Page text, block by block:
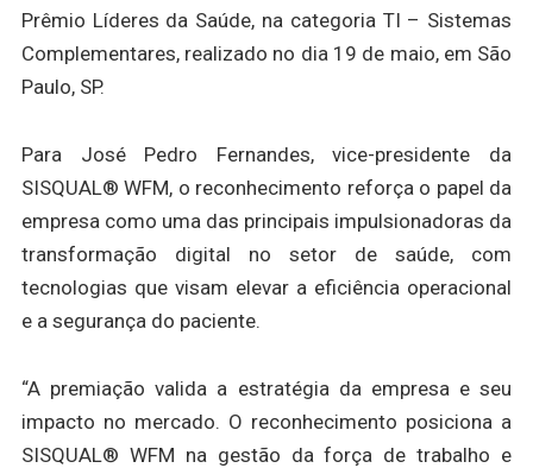
Prêmio Líderes da Saúde, na categoria TI – Sistemas
Complementares, realizado no dia 19 de maio, em São
Paulo, SP.
Para José Pedro Fernandes, vice-presidente da
SISQUAL® WFM, o reconhecimento reforça o papel da
empresa como uma das principais impulsionadoras da
transformação digital no setor de saúde, com
tecnologias que visam elevar a eficiência operacional
e a segurança do paciente.
“A premiação valida a estratégia da empresa e seu
impacto no mercado. O reconhecimento posiciona a
SISQUAL® WFM na gestão da força de trabalho e